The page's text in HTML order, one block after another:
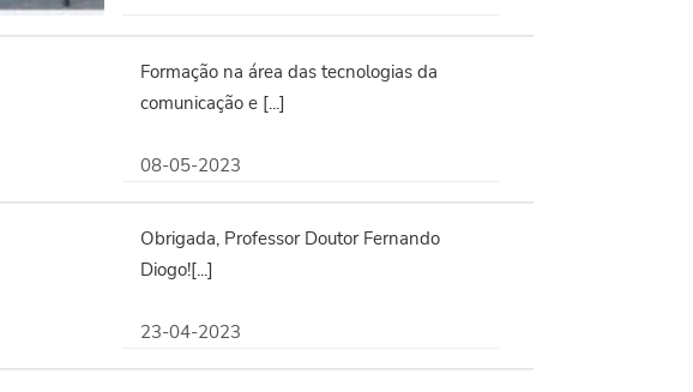
Formação na área das tecnologias da
comunicação e [...]
08-05-2023
Obrigada, Professor Doutor Fernando
Diogo![...]
23-04-2023